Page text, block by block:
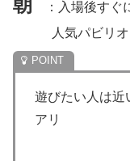
朝
：入場後すぐ
人気パビリオン
遊びたい人は近
アリ